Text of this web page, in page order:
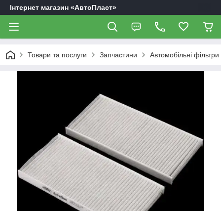
Інтернет магазин «АвтоПласт»
Товари та послуги Запчастини Автомобільні фільтри